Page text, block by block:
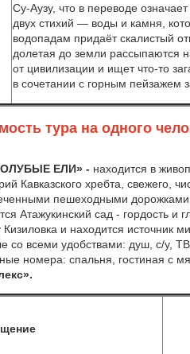
Су-Аузу, что в переводе
двух стихий — воды и камня,
водопадам придаёт скалистый
долетая до земли рассыпаются
от цивилизации и ищет что-то
в сочетании с горным пейзажем
тура на одного
ЕЛИ» - находится в
Кавказского хребта, свежего,
пешеходными
Атажукинский сад - гордость
Кизиловка и находится источник
со всеми удобствами: душ, с/у,
номера: спальня, гостиная с